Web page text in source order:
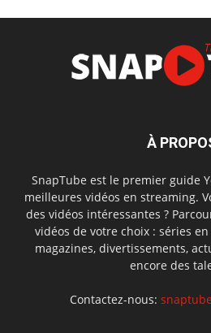
À
SnapTube est le premier guide
meilleures vidéos en streaming.
des vidéos intéressantes ?
vidéos de votre choix : séries
magazines, divertissements,
encore des
Contactez-nous: